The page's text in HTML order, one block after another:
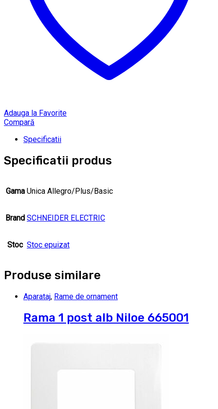
Adauga la Favorite
Compară
Specificatii
Specificatii produs
Gama Unica Allegro/Plus/Basic
Brand SCHNEIDER ELECTRIC
Stoc Stoc epuizat
Produse similare
Aparataj, Rame de ornament
Rama 1 post alb Niloe 665001